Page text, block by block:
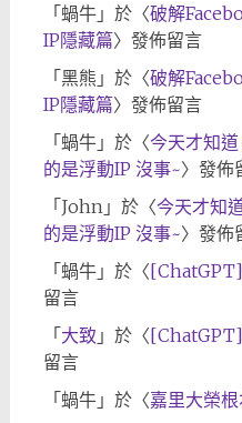
「蝸牛」於〈破解
IP隱藏篇〉發佈留言
「黑熊 」於〈破解
IP隱藏篇〉發佈留言
「蝸牛」於〈今天才知
的是浮動IP 沒事~〉發佈
「John 」於〈今天才知
的是浮動IP 沒事~〉發佈
「蝸牛」於〈
留言
「大致 」於〈
留言
「蝸牛」於〈嘉里大榮